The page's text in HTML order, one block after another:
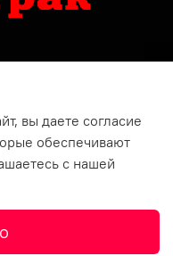
Хусаина Ямашева, д 10
вы даете согласие
обеспечивают
с нашей